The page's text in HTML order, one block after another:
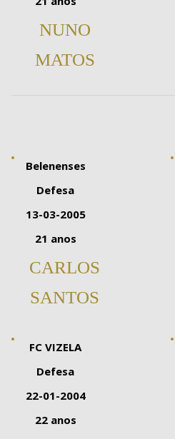
NUNO
MATOS
Belenenses
Defesa
13-03-2005
21 anos
CARLOS
SANTOS
FC VIZELA
Defesa
22-01-2004
22 anos